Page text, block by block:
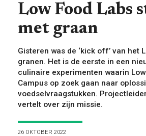
PROGRAMMA’S
Low Food Labs
met graan
Gisteren was de ‘kick off’ van het
granen. Het is de eerste in een
culinaire experimenten waarin
Campus op zoek gaan naar
voedselvraagstukken.
vertelt over zijn missie.
26 OKTOBER 2022